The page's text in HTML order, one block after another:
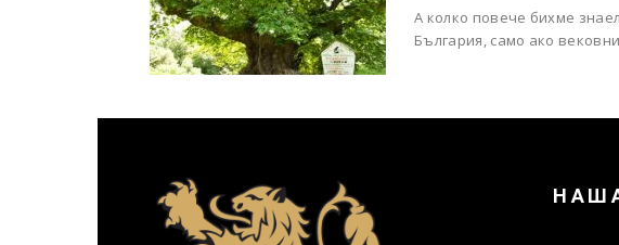
А колко повече бихме
България, само ако